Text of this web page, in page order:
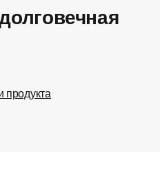
продукта